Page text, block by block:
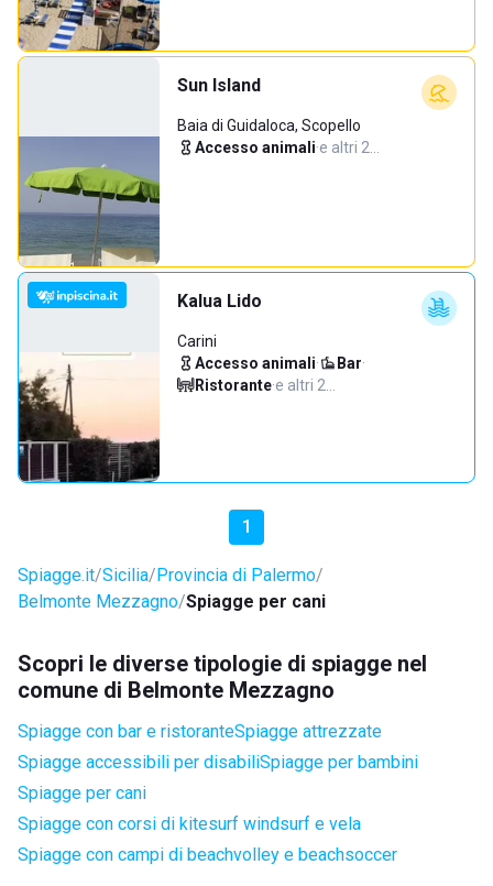
Sun Island
Baia di Guidaloca, Scopello
Accesso animali·e altri 2…
Kalua Lido
Carini
Accesso animali· Bar·
Ristorante·e altri 2…
1
Spiagge.it Sicilia Provincia di Palermo
Belmonte Mezzagno Spiagge per cani
Scopri le diverse tipologie di spiagge nel
comune di Belmonte Mezzagno
Spiagge con bar e ristoranteSpiagge attrezzate
Spiagge accessibili per disabiliSpiagge per bambini
Spiagge per cani
Spiagge con corsi di kitesurf windsurf e vela
Spiagge con campi di beachvolley e beachsoccer